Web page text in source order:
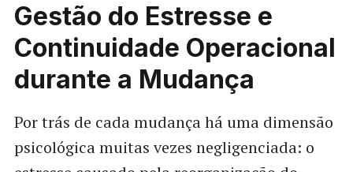
Gestão do Estresse e
Continuidade Operacional
durante a Mudança
Por trás de cada mudança há uma dimensão
psicológica muitas vezes negligenciada: o